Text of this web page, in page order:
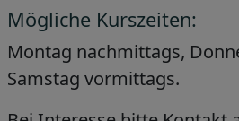
Mögliche Kurszeiten:
Montag nachmittags,
Samstag vormittags.